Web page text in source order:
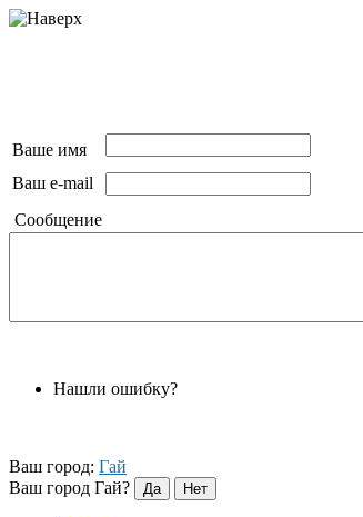
Ваше имя
Ваш e-mail
Сообщение
Нашли ошибку?
Ваш город: Гай
Ваш город Гай?